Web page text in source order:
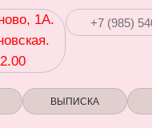
+7 (985)
1А.
ВЫПИСКА